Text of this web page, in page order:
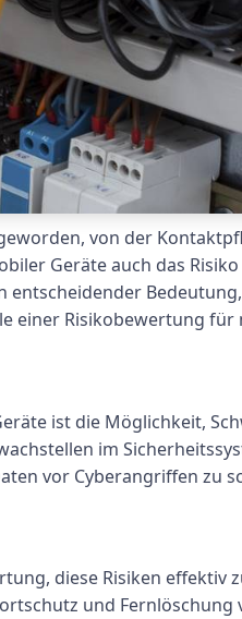
von der
Geräte auch das
einer Risikobewertung
ist die Möglichkeit,
im
vor Cyberangriffen zu
diese Risiken effektiv
und Fernlöschung